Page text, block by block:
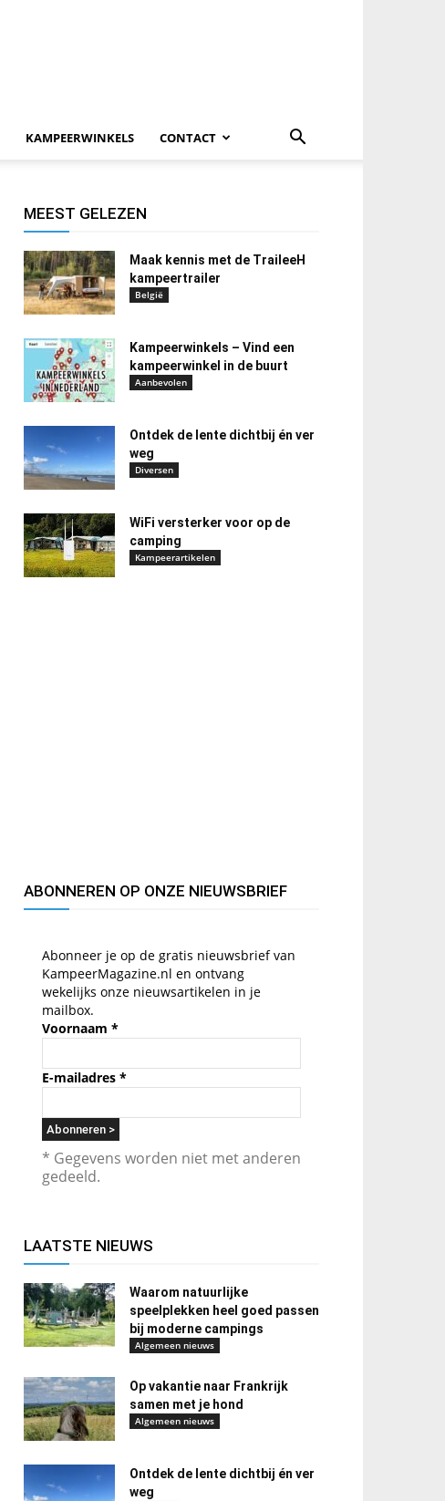
KAMPEERWINKELS CONTACT
MEEST GELEZEN
Maak kennis met de TraileeH
kampeertrailer
België
Kampeerwinkels – Vind een
kampeerwinkel in de buurt
Aanbevolen
Ontdek de lente dichtbij én ver
weg
Diversen
WiFi versterker voor op de
camping
Kampeerartikelen
ABONNEREN OP ONZE NIEUWSBRIEF
Abonneer je op de gratis nieuwsbrief van
KampeerMagazine.nl en ontvang
wekelijks onze nieuwsartikelen in je
mailbox.
Voornaam *
E-mailadres *
* Gegevens worden niet met anderen
gedeeld.
LAATSTE NIEUWS
Waarom natuurlijke
speelplekken heel goed passen
bij moderne campings
Algemeen nieuws
Op vakantie naar Frankrijk
samen met je hond
Algemeen nieuws
Ontdek de lente dichtbij én ver
weg